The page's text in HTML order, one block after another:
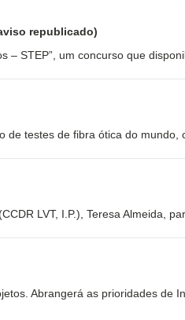
republicado)
– STEP”, um concurso que
testes de fibra ótica do
LVT, I.P.), Teresa
Abrangerá as prioridades